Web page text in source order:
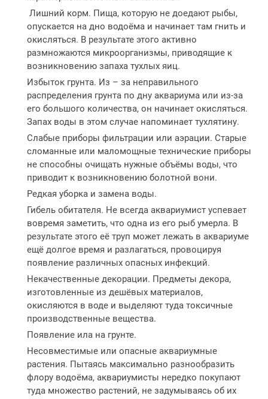
Лишний корм. Пища, которую не доедают рыбы,
опускается на дно водоёма и начинает там гнить и
окисляться. В результате этого активно
размножаются микроорганизмы, приводящие к
возникновению запаха тухлых яиц.
Избыток грунта. Из – за неправильного
распределения грунта по дну аквариума или из-за
его большого количества, он начинает окисляться.
Запах воды в этом случае напоминает тухлятину.
Слабые приборы фильтрации или аэрации. Старые
сломанные или маломощные технические приборы
не способны очищать нужные объёмы воды, что
приводит к возникновению болотной вони.
Редкая уборка и замена воды.
Гибель обитателя. Не всегда аквариумист успевает
вовремя заметить, что одна из его рыб умерла. В
результате этого её труп может лежать в аквариуме
ещё долгое время и разлагаться, провоцируя
появление различных опасных инфекций.
Некачественные декорации. Предметы декора,
изготовленные из дешёвых материалов,
окисляются в воде и выделяют туда токсичные
производственные вещества.
Появление ила на грунте.
Несовместимые или опасные аквариумные
растения. Пытаясь максимально разнообразить
флору водоёма, аквариумисты нередко покупают
туда множество растений, не задумываясь об их